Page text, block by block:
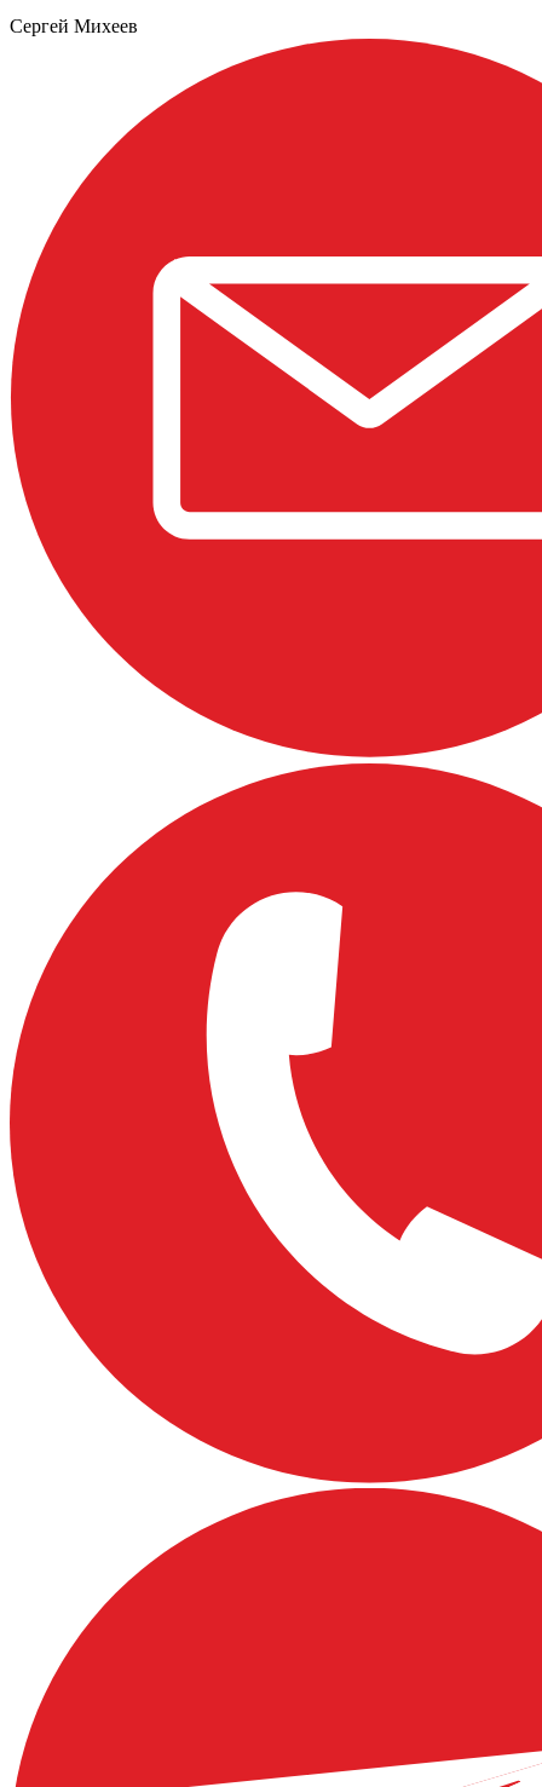
Сергей Михеев